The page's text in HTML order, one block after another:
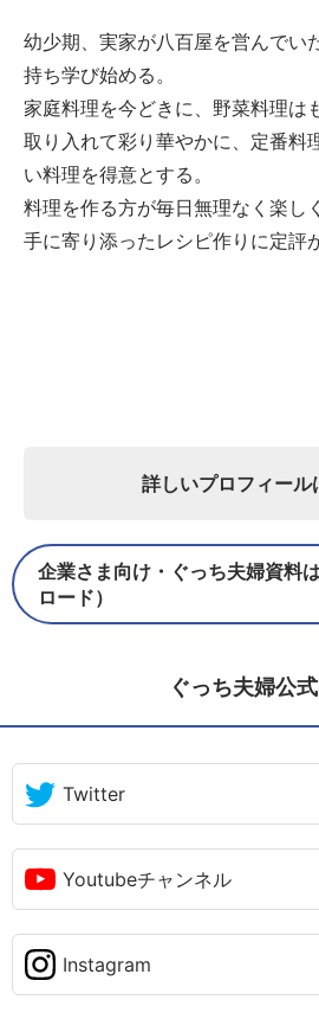
幼少期、実家が八百屋を営んでい
持ち学び始める。
家庭料理を今どきに、野菜料理は
取り入れて彩り華やかに、定番料
い料理を得意とする。
料理を作る方が毎日無理なく楽し
手に寄り添ったレシピ作りに定評
詳しいプロフィール
企業さま向け・ぐっち夫婦資料
ロード）
ぐっち夫婦公
Twitter
Youtubeチャンネル
Instagram